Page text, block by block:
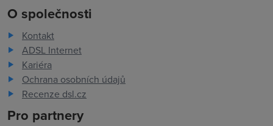
O společnosti
Kontakt
ADSL Internet
Kariéra
Ochrana osobních údajů
Recenze dsl.cz
Pro partnery